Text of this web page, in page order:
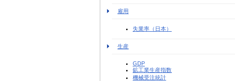
雇用
失業率（日本）
生産
GDP
鉱工業生産指数
機械受注統計